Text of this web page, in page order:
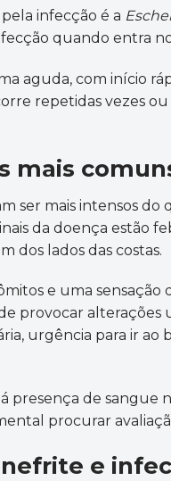
infecção é a
quando entra
aguda, com início
repetidas vezes
mais
ser mais intensos do
da doença estão
dos lados das costas.
e uma sensação
provocar alterações
urgência para ir ao
presença de sangue
procurar
e